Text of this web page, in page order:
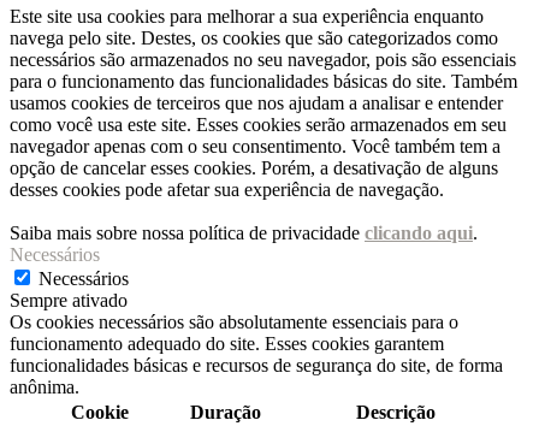
Este site usa cookies para melhorar a sua experiência enquanto
navega pelo site. Destes, os cookies que são categorizados como
necessários são armazenados no seu navegador, pois são essenciais
para o funcionamento das funcionalidades básicas do site. Também
usamos cookies de terceiros que nos ajudam a analisar e entender
como você usa este site. Esses cookies serão armazenados em seu
navegador apenas com o seu consentimento. Você também tem a
opção de cancelar esses cookies. Porém, a desativação de alguns
desses cookies pode afetar sua experiência de navegação.
Saiba mais sobre nossa política de privacidade clicando aqui.
Necessários
Necessários
Sempre ativado
Os cookies necessários são absolutamente essenciais para o
funcionamento adequado do site. Esses cookies garantem
funcionalidades básicas e recursos de segurança do site, de forma
anônima.
Cookie
Duração Descrição